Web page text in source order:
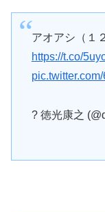
アオアシ（１
https://t.co/
? 徳光康之